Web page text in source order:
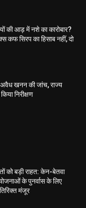
की आड़ में नशे का कारोबार?
सिरप का हिसाब नहीं, दो
अवैध खनन की जांच, राज्य
निरीक्षण
को बड़ी राहत: केन-बेतवा
के पुनर्वास के लिए
मंजूर